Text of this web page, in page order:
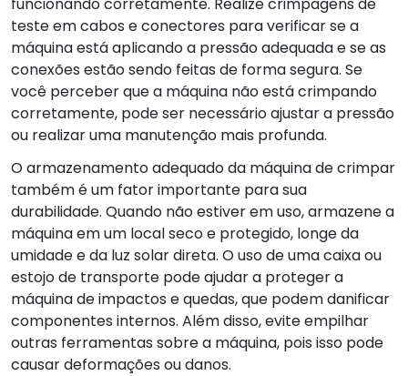
teste em cabos e conectores para verificar se a
máquina está aplicando a pressão adequada e se as
conexões estão sendo feitas de forma segura. Se
você perceber que a máquina não está crimpando
corretamente, pode ser necessário ajustar a pressão
ou realizar uma manutenção mais profunda.
O armazenamento adequado da máquina de crimpar
também é um fator importante para sua
durabilidade. Quando não estiver em uso, armazene a
máquina em um local seco e protegido, longe da
umidade e da luz solar direta. O uso de uma caixa ou
estojo de transporte pode ajudar a proteger a
máquina de impactos e quedas, que podem danificar
componentes internos. Além disso, evite empilhar
outras ferramentas sobre a máquina, pois isso pode
causar deformações ou danos.